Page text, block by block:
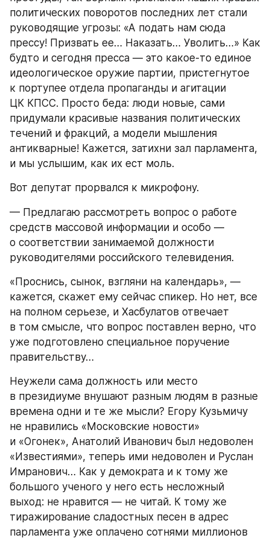
политических поворотов последних лет стали
руководящие угрозы: «А подать нам сюда
прессу! Призвать ее… Наказать… Уволить…» Как
будто и сегодня пресса — это какое-то единое
идеологическое оружие партии, пристегнутое
к портупее отдела пропаганды и агитации
ЦК КПСС. Просто беда: люди новые, сами
придумали красивые названия политических
течений и фракций, а модели мышления
антикварные! Кажется, затихни зал парламента,
и мы услышим, как их ест моль.
Вот депутат прорвался к микрофону.
— Предлагаю рассмотреть вопрос о работе
средств массовой информации и особо —
о соответствии занимаемой должности
руководителями российского телевидения.
«Проснись, сынок, взгляни на календарь», —
кажется, скажет ему сейчас спикер. Но нет, все
на полном серьезе, и Хасбулатов отвечает
в том смысле, что вопрос поставлен верно, что
уже подготовлено специальное поручение
правительству…
Неужели сама должность или место
в президиуме внушают разным людям в разные
времена одни и те же мысли? Егору Кузьмичу
не нравились «Московские новости»
и «Огонек», Анатолий Иванович был недоволен
«Известиями», теперь ими недоволен и Руслан
Имранович… Как у демократа и к тому же
большого ученого у него есть несложный
выход: не нравится — не читай. К тому же
тиражирование сладостных песен в адрес
парламента уже оплачено сотнями миллионов